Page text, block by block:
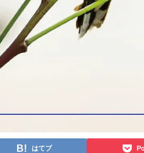
はてブ